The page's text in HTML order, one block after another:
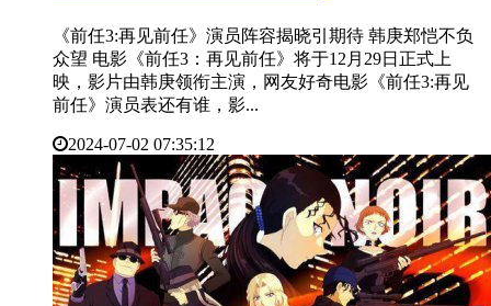
《前任3:再见前任》演员阵容揭晓引期待 韩庚郑恺不负
众望 电影《前任3：再见前任》将于12月29日正式上
映，影片由韩庚领衔主演，网友好奇电影《前任3:再见
前任》演员表还有谁，影...
2024-07-02 07:35:12